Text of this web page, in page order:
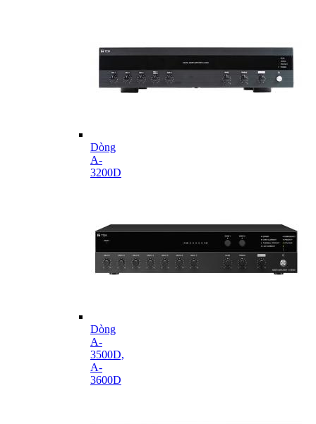
Dòng
A-
3200D
Dòng
A-
3500D,
A-
3600D